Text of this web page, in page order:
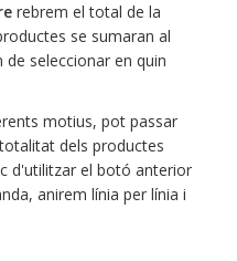
rebrem el total de la
se sumaran al
seleccionar en quin
motius, pot passar
dels productes
d'utilitzar el botó anterior
anirem línia per línia i